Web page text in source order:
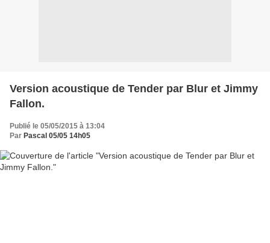
Version acoustique de Tender par Blur et Jimmy
Fallon.
Publié le 05/05/2015 à 13:04
Par Pascal 05/05 14h05